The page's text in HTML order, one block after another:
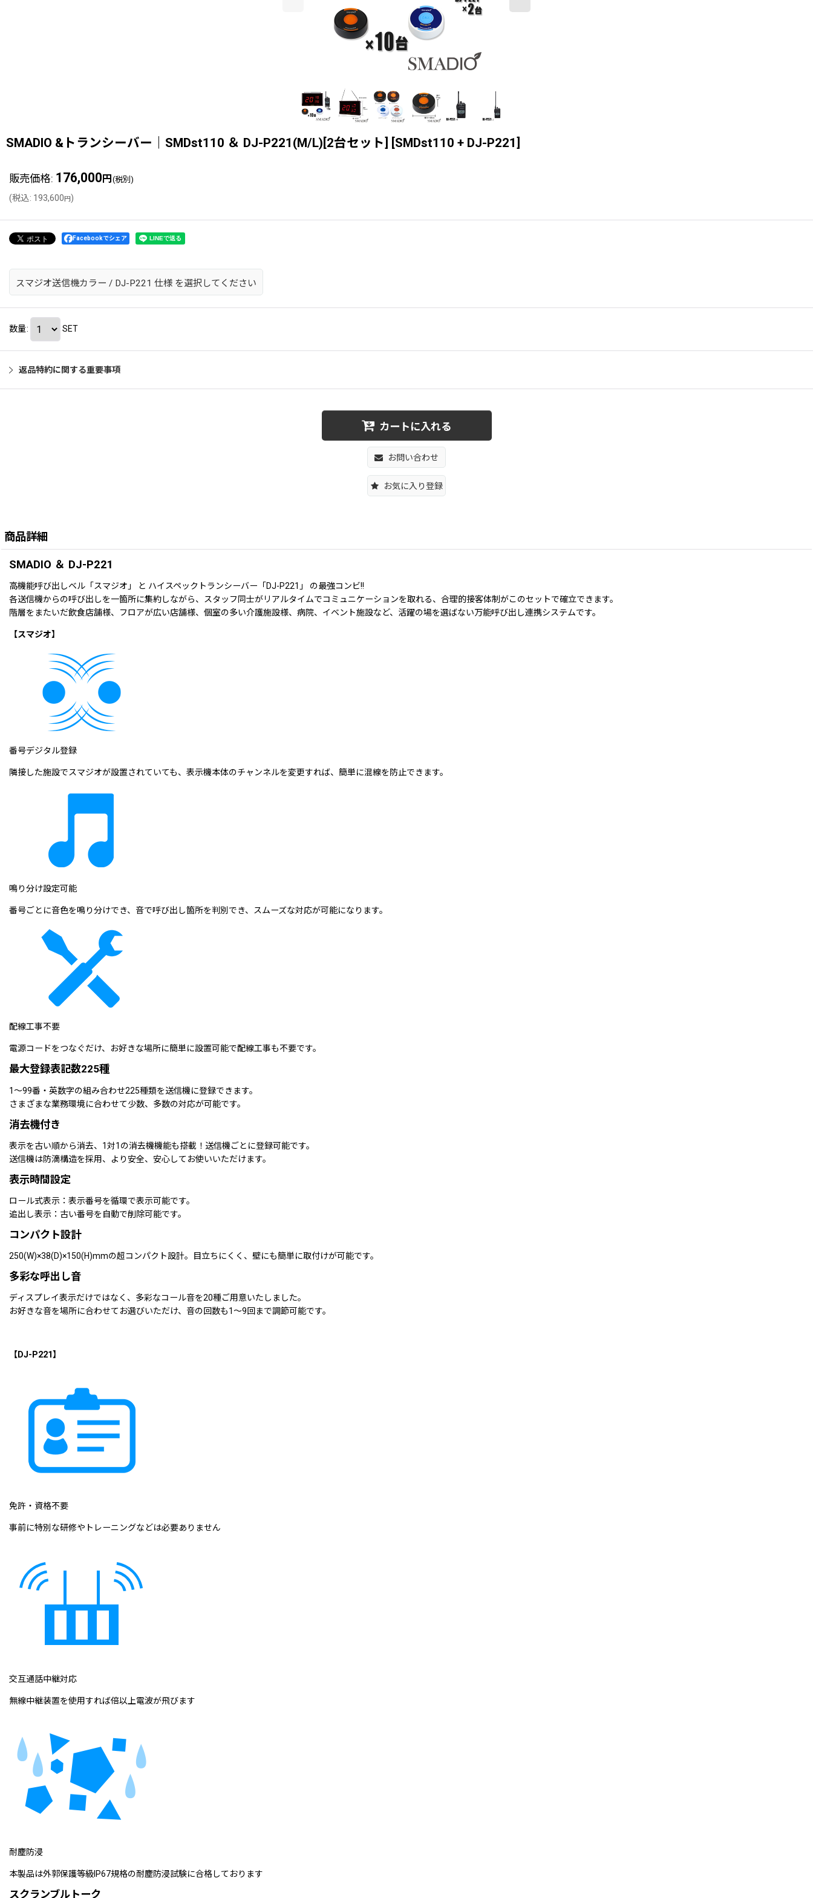
SMADIO &トランシーバー｜SMDst110 ＆ DJ-P221(M/L)[2台セット] [SMDst110 + DJ-P221]
販売価格: 176,000 円 (税別)
(税込: 193,600 円 )
Facebookでシェア
スマジオ送信機カラー / DJ-P221 仕様 を選択してください
数量: SET
返品特約に関する重要事項
カートに入れる
お問い合わせ
お気に入り登録
商品詳細
SMADIO ＆ DJ-P221
高機能呼び出しベル「スマジオ」 と ハイスペックトランシーバー「DJ-P221」 の最強コンビ!!
各送信機からの呼び出しを一箇所に集約しながら、スタッフ同士がリアルタイムでコミュニケーションを取れる、合理的接客体制がこのセットで確立できます。
階層をまたいだ飲食店舗様、フロアが広い店舗様、個室の多い介護施設様、病院、イベント施設など、活躍の場を選ばない万能呼び出し連携システムです。
【スマジオ】
番号デジタル登録
隣接した施設でスマジオが設置されていても、表示機本体のチャンネルを変更すれば、簡単に混線を防止できます。
鳴り分け設定可能
番号ごとに音色を鳴り分けでき、音で呼び出し箇所を判別でき、スムーズな対応が可能になります。
配線工事不要
電源コードをつなぐだけ、お好きな場所に簡単に設置可能で配線工事も不要です。
最大登録表記数225種
1〜99番・英数字の組み合わせ225種類を送信機に登録できます。
さまざまな業務環境に合わせて少数、多数の対応が可能です。
消去機付き
表示を古い順から消去、1対1の消去機機能も搭載！送信機ごとに登録可能です。
送信機は防滴構造を採用、より安全、安心してお使いいただけます。
表示時間設定
ロール式表示：表示番号を循環で表示可能です。
追出し表示：古い番号を自動で削除可能です。
コンパクト設計
250(W)×38(D)×150(H)mmの超コンパクト設計。目立ちにくく、壁にも簡単に取付けが可能です。
多彩な呼出し音
ディスプレイ表示だけではなく、多彩なコール音を20種ご用意いたしました。
お好きな音を場所に合わせてお選びいただけ、音の回数も1〜9回まで調節可能です。
【DJ-P221】
免許・資格不要
事前に特別な研修やトレーニングなどは必要ありません
交互通話中継対応
無線中継装置を使用すれば倍以上電波が飛びます
耐塵防浸
本製品は外郭保護等級IP67規格の耐塵防浸試験に合格しております
スクランブルトーク